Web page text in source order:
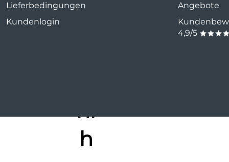
Lieferbedingungen
Kundenlogin
Angebote
4,9/5